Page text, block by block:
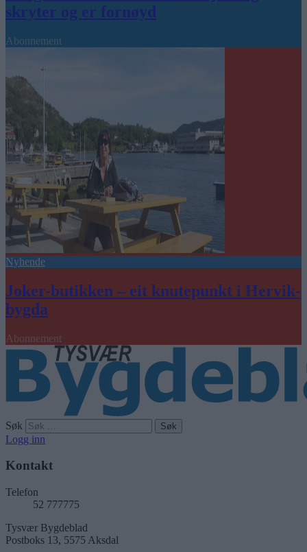
skryter og er fornøyd
Abonnement
Nyhende
Joker-butikken – eit knutepunkt i Hervik-
bygda
Abonnement
Søk
Logg inn
Kontakt
Telefon
52 777775
Tysvær Bygdeblad
Postboks 13, 5575 Aksdal